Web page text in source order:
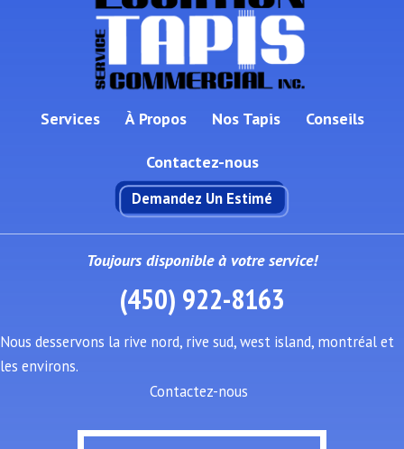
Services À Propos Nos Tapis Conseils
Contactez-nous
Demandez Un Estimé
Toujours disponible à votre service!
(450) 922-8163
Nous desservons la rive nord, rive sud, west island, montréal et
les environs.
Contactez-nous